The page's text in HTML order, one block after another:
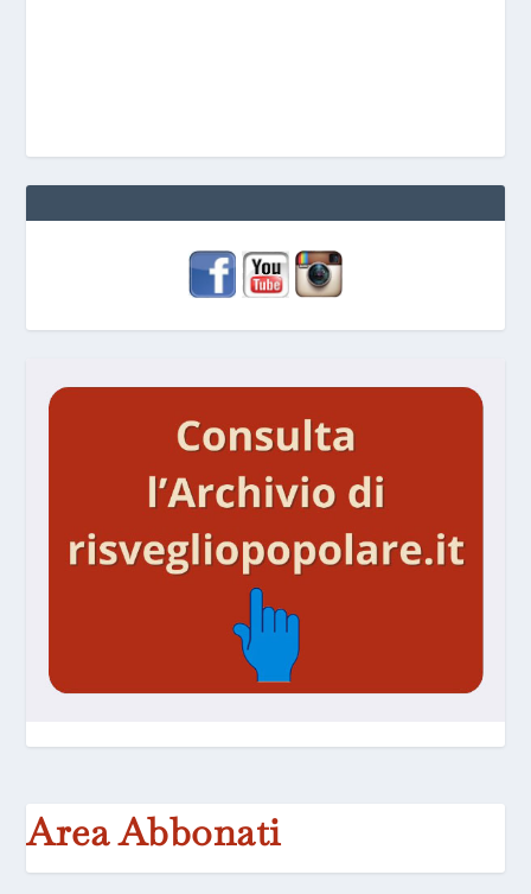
Area Abbonati